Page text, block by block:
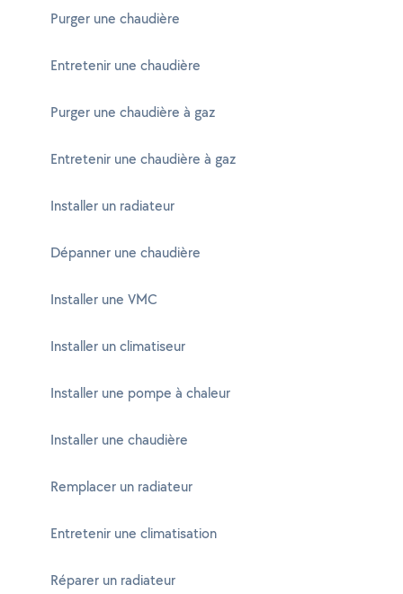
Purger une chaudière
Entretenir une chaudière
Purger une chaudière à gaz
Entretenir une chaudière à gaz
Installer un radiateur
Dépanner une chaudière
Installer une VMC
Installer un climatiseur
Installer une pompe à chaleur
Installer une chaudière
Remplacer un radiateur
Entretenir une climatisation
Réparer un radiateur